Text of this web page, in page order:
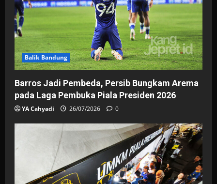
Balik Bandung
Barros Jadi Pembeda, Persib Bungkam Arema
pada Laga Pembuka Piala Presiden 2026
YA Cahyadi 26/07/2026 0